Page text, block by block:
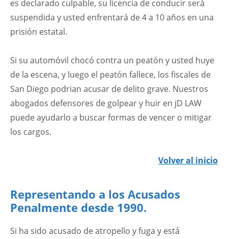
es declarado culpable, su licencia de conducir será
suspendida y usted enfrentará de 4 a 10 años en una
prisión estatal.
Si su automóvil chocó contra un peatón y usted huye
de la escena, y luego el peatón fallece, los fiscales de
San Diego podrian acusar de delito grave. Nuestros
abogados defensores de golpear y huir en jD LAW
puede ayudarlo a buscar formas de vencer o mitigar
los cargos.
Volver al inicio
Representando a los Acusados
Penalmente desde 1990.
Si ha sido acusado de atropello y fuga y está